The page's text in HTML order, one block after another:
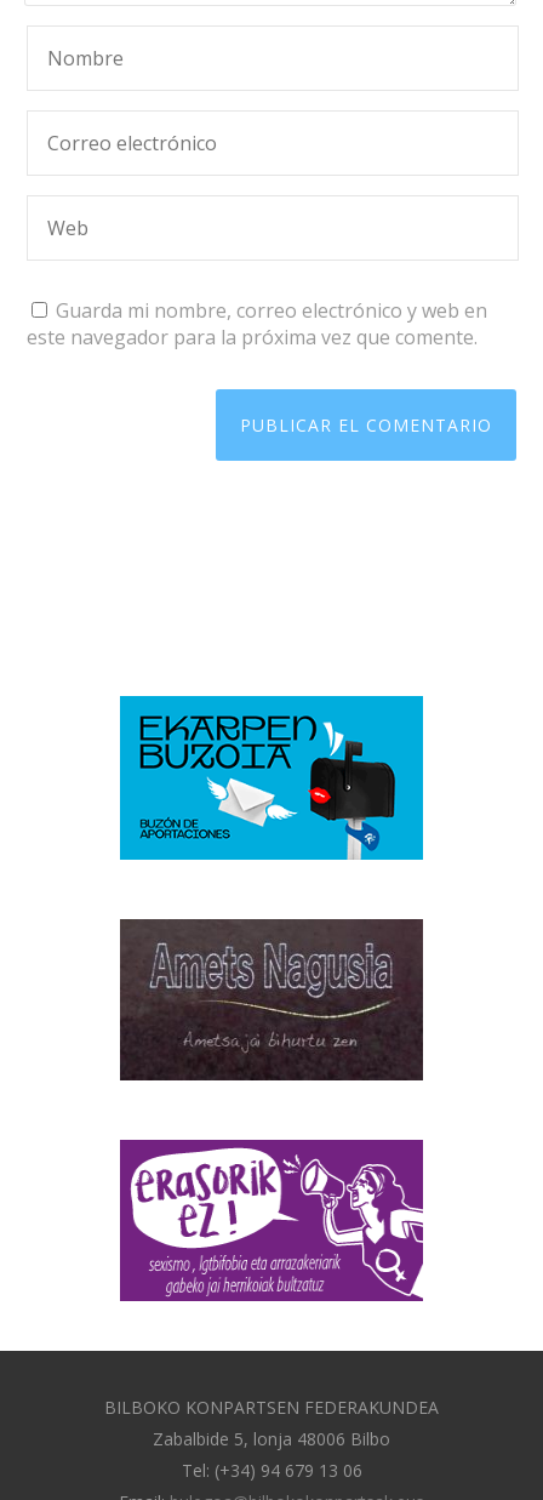
Guarda mi nombre, correo electrónico y web en
este navegador para la próxima vez que comente.
BILBOKO KONPARTSEN FEDERAKUNDEA
Zabalbide 5, lonja 48006 Bilbo
Tel: (+34) 94 679 13 06